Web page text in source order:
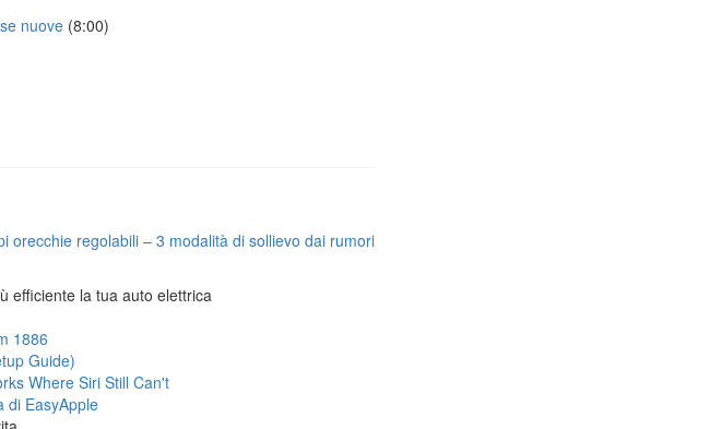
nuove (8:00)
orecchie regolabili – 3 modalità di sollievo dai rumori
efficiente la tua auto elettrica
1886
Guide)
Where Siri Still Can't
di EasyApple